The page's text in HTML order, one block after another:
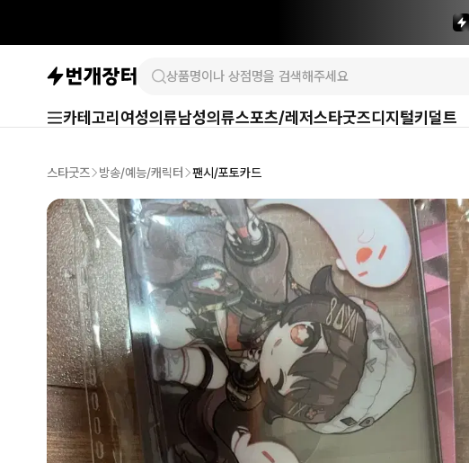
카테고리 여성의류남성의류스포츠/레저스타굿즈디지털키덜트
스타굿즈 방송/예능/캐릭터 팬시/포토카드